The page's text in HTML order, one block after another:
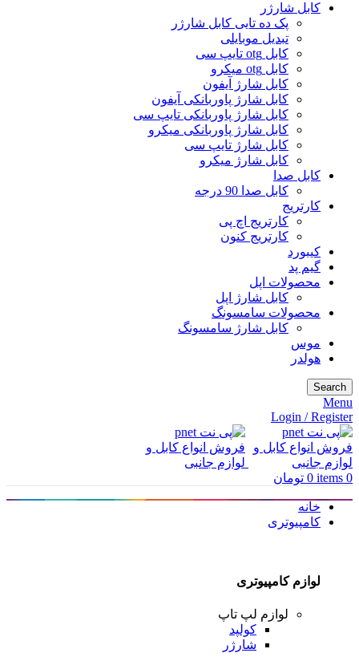
کابل شارژر
پک ده تایی کابل شارژر
تبدیل موبایلی
کابل otg تایپ سی
کابل otg میکرو
کابل شارژ آیفون
کابل شارژ پاوربانکی آیفون
کابل شارژ پاوربانکی تایپ سی
کابل شارژ پاوربانکی میکرو
کابل شارژ تایپ سی
کابل شارژ میکرو
کابل صدا
کابل صدا 90 درجه
کارتریج
کارتریج اچ پی
کارتریج کنون
کیبورد
گیم پد
محصولات اپل
کابل شارژ اپل
محصولات سامسونگ
کابل شارژ سامسونگ
موس
هولدر
Search
Menu
Login / Register
0
items
0 تومان
خانه
کامپیوتری
لوازم کامپیوتری
لوازم لپ تاپ
کولپد
شارژر